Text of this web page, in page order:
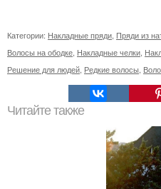
Категории: Накладные пряди Пряди из
Волосы на ободке Накладные челки
Решение для людей Редкие волосы
Читайте также